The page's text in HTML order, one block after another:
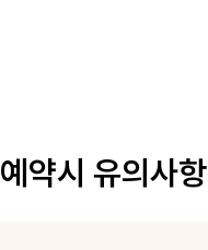
예약시 유의사항